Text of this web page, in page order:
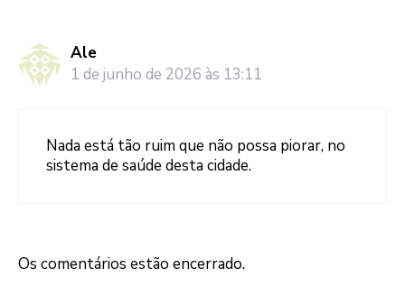
Ale
1 de junho de 2026 às 13:11
Nada está tão ruim que não possa piorar, no
sistema de saúde desta cidade.
Os comentários estão encerrado.